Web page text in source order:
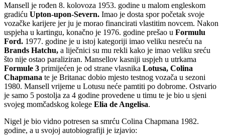
Mansell je rođen 8. kolovoza 1953. godine u malom engleskom
gradiću Upton-upon-Severn. Imao je dosta spor početak svoje
vozačke karijere jer ju je morao financirati vlastitim novcem. Nakon
uspjeha u kartingu, konačno je 1976. godine prešao u Formulu
Ford. 1977. godine je u istoj kategoriji imao veliku nesreću na
Brands Hatchu, a liječnici su mu rekli kako je imao veliku sreću
što nije ostao paraliziran. Mansellov kasniji uspjeh u utrkama
Formule 3 primijećen je od strane vlasnika Lotusa, Colina
Chapmana te je Britanac dobio mjesto testnog vozača u sezoni
1980. Mansell vrijeme u Lotusu neće pamtiti po dobrome. Ostvario
je samo 5 postolja za 4 godine provedene u timu te je bio u sjeni
svojeg momčadskog kolege Elia de Angelisa.
Nigel je bio vidno potresen sa smrću Colina Chapmana 1982.
godine, a u svojoj autobiografiji je izjavio: